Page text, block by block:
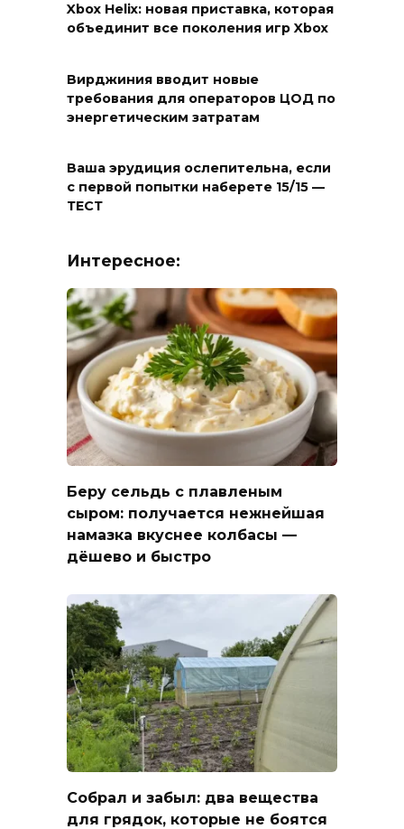
Xbox Helix: новая приставка, которая
объединит все поколения игр Xbox
Вирджиния вводит новые
требования для операторов ЦОД по
энергетическим затратам
Ваша эрудиция ослепительна, если
с первой попытки наберете 15/15 —
ТЕСТ
Интересное:
Беру сельдь с плавленым
сыром: получается нежнейшая
намазка вкуснее колбасы —
дёшево и быстро
Собрал и забыл: два вещества
для грядок, которые не боятся